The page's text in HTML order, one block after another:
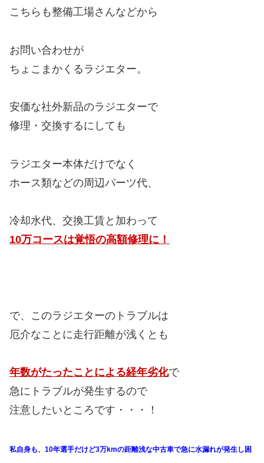
こちらも整備工場さんなどから
お問い合わせが
ちょこまかくるラジエター。
安価な社外新品のラジエターで
修理・交換するにしても
ラジエター本体だけでなく
ホース類などの周辺パーツ代、
冷却水代、交換工賃と加わって
10万コースは覚悟の高額修理に！
で、このラジエターのトラブルは
厄介なことに走行距離が浅くとも
年数がたったことによる経年劣化で
急にトラブルが発生するので
注意したいところです・・・！
私自身も、10年選手だけど3万kmの距離浅な中古車で急に水漏れが発生し困